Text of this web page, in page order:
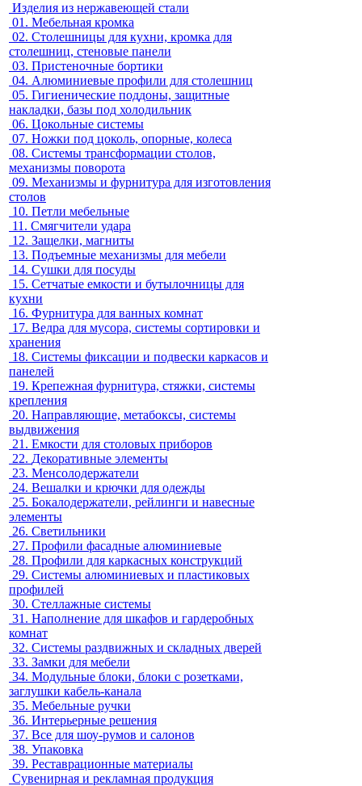
Изделия из нержавеющей стали
01. Мебельная кромка
02. Столешницы для кухни, кромка для
столешниц, стеновые панели
03. Пристеночные бортики
04. Алюминиевые профили для столешниц
05. Гигиенические поддоны, защитные
накладки, базы под холодильник
06. Цокольные системы
07. Ножки под цоколь, опорные, колеса
08. Системы трансформации столов,
механизмы поворота
09. Механизмы и фурнитура для изготовления
столов
10. Петли мебельные
11. Смягчители удара
12. Защелки, магниты
13. Подъемные механизмы для мебели
14. Сушки для посуды
15. Сетчатые емкости и бутылочницы для
кухни
16. Фурнитура для ванных комнат
17. Ведра для мусора, системы сортировки и
хранения
18. Системы фиксации и подвески каркасов и
панелей
19. Крепежная фурнитура, стяжки, системы
крепления
20. Направляющие, метабоксы, системы
выдвижения
21. Емкости для столовых приборов
22. Декоративные элементы
23. Менсолодержатели
24. Вешалки и крючки для одежды
25. Бокалодержатели, рейлинги и навесные
элементы
26. Светильники
27. Профили фасадные алюминиевые
28. Профили для каркасных конструкций
29. Системы алюминиевых и пластиковых
профилей
30. Стеллажные системы
31. Наполнение для шкафов и гардеробных
комнат
32. Системы раздвижных и складных дверей
33. Замки для мебели
34. Модульные блоки, блоки с розетками,
заглушки кабель-канала
35. Мебельные ручки
36. Интерьерные решения
37. Все для шоу-румов и салонов
38. Упаковка
39. Реставрационные материалы
Сувенирная и рекламная продукция